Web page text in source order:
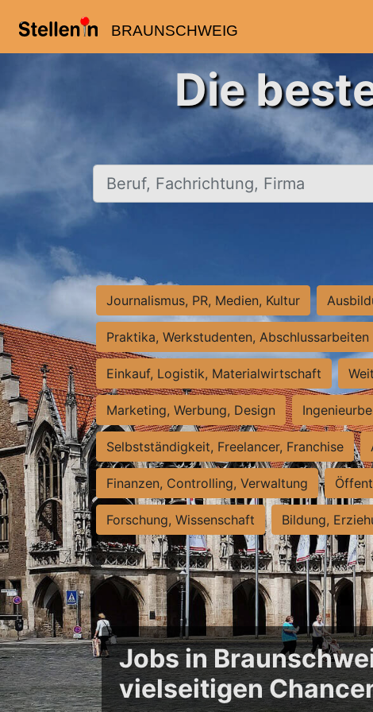
BRAUNSCHWEIG
Die
Beruf, Fachrichtung, Firma
Journalismus, PR, Medien, Kultur
Praktika, Werkstudenten, Abschlussarbeiten
Einkauf, Logistik, Materialwirtschaft
Marketing, Werbung, Design
Selbstständigkeit, Freelancer, Franchise
Finanzen, Controlling, Verwaltung
Forschung, Wissenschaft Bildung,
Jobs in
vielseitigen